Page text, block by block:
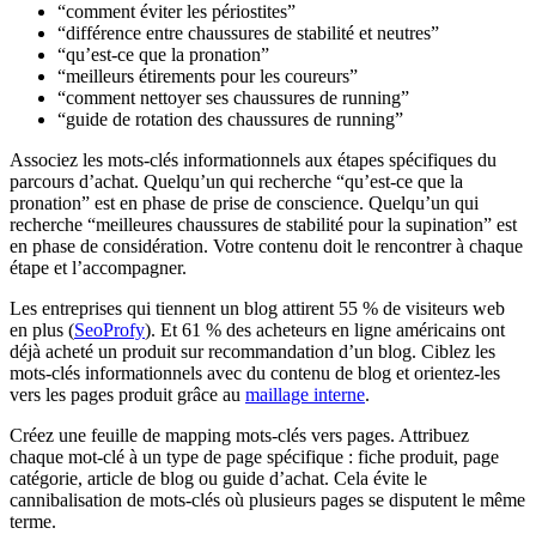
“comment éviter les périostites”
“différence entre chaussures de stabilité et neutres”
“qu’est-ce que la pronation”
“meilleurs étirements pour les coureurs”
“comment nettoyer ses chaussures de running”
“guide de rotation des chaussures de running”
Associez les mots-clés informationnels aux étapes spécifiques du
parcours d’achat. Quelqu’un qui recherche “qu’est-ce que la
pronation” est en phase de prise de conscience. Quelqu’un qui
recherche “meilleures chaussures de stabilité pour la supination” est
en phase de considération. Votre contenu doit le rencontrer à chaque
étape et l’accompagner.
Les entreprises qui tiennent un blog attirent 55 % de visiteurs web
en plus (SeoProfy). Et 61 % des acheteurs en ligne américains ont
déjà acheté un produit sur recommandation d’un blog. Ciblez les
mots-clés informationnels avec du contenu de blog et orientez-les
vers les pages produit grâce au maillage interne.
Créez une feuille de mapping mots-clés vers pages. Attribuez
chaque mot-clé à un type de page spécifique : fiche produit, page
catégorie, article de blog ou guide d’achat. Cela évite le
cannibalisation de mots-clés où plusieurs pages se disputent le même
terme.